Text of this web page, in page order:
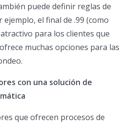
puede definir reglas de
el final de .99 (como
para los clientes que
muchas opciones para las
con una solución de
que ofrecen procesos de